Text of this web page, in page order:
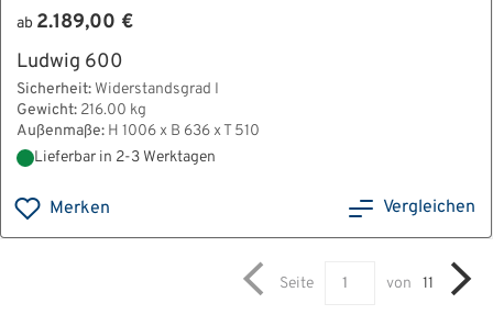
ab 2.189,00 €
Ludwig 600
Sicherheit: Widerstandsgrad I
Gewicht: 216.00 kg
Außenmaße: H 1006 x B 636 x T 510
Lieferbar in 2-3 Werktagen
Merken Vergleichen
Seite von 11